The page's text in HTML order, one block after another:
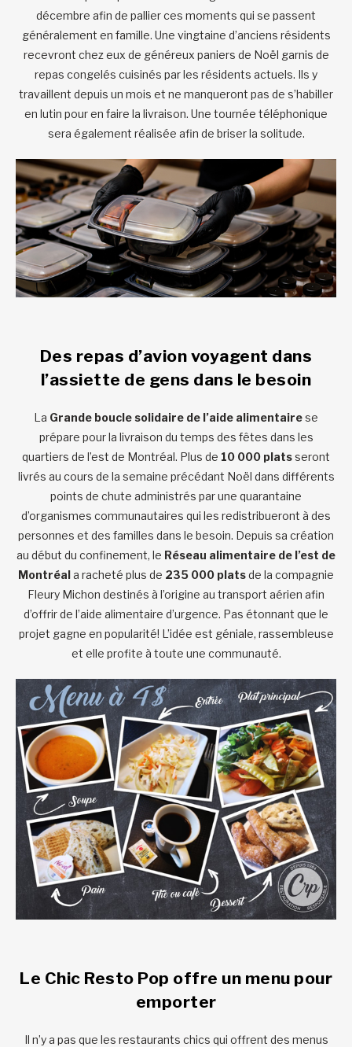
décembre afin de pallier ces moments qui se passent
généralement en famille. Une vingtaine d’anciens résidents
recevront chez eux de généreux paniers de Noël garnis de
repas congelés cuisinés par les résidents actuels. Ils y
travaillent depuis un mois et ne manqueront pas de s’habiller
en lutin pour en faire la livraison. Une tournée téléphonique
sera également réalisée afin de briser la solitude.
Des repas d’avion voyagent dans
l’assiette de gens dans le besoin
La Grande boucle solidaire de l’aide alimentairese
prépare pour la livraison du temps des fêtes dans les
quartiers de l’est de Montréal. Plus de 10 000 platsseront
livrés au cours de la semaine précédant Noël dans différents
points de chute administrés par une quarantaine
d’organismes communautaires qui les redistribueront à des
personnes et des familles dans le besoin. Depuis sa création
au début du confinement, le Réseau alimentaire de l’est de
Montréala racheté plus de 235 000 platsde la compagnie
Fleury Michon destinés à l’origine au transport aérien afin
d’offrir de l’aide alimentaire d’urgence. Pas étonnant que le
projet gagne en popularité! L’idée est géniale, rassembleuse
et elle profite à toute une communauté.
Le Chic Resto Pop offre un menu pour
emporter
Il n’y a pas que les restaurants chics qui offrent des menus